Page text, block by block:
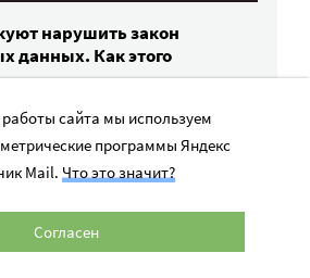
нарушить закон
данных. Как этого
6,1 млн рублей
на лечение тяжелобольного
сайта мы используем
программы Яндекс
Mail. Что это значит?
Согласен